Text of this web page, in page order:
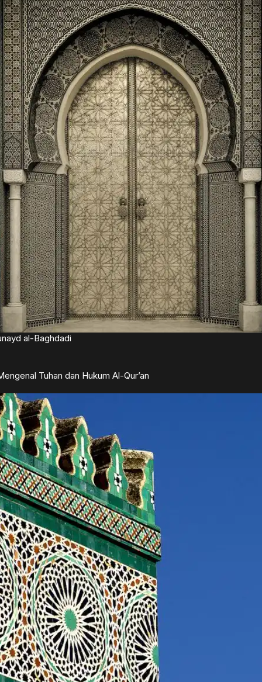
al-Baghdadi
Tuhan dan Hukum Al-Qur’an